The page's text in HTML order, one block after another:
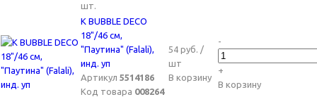
шт.
К BUBBLE DECO
18"/46 см,
"Паутина" (Falali),
инд. уп
Артикул 5514186
Код товара 008264
54 руб. /
шт
В корзину
-
+
В корзину